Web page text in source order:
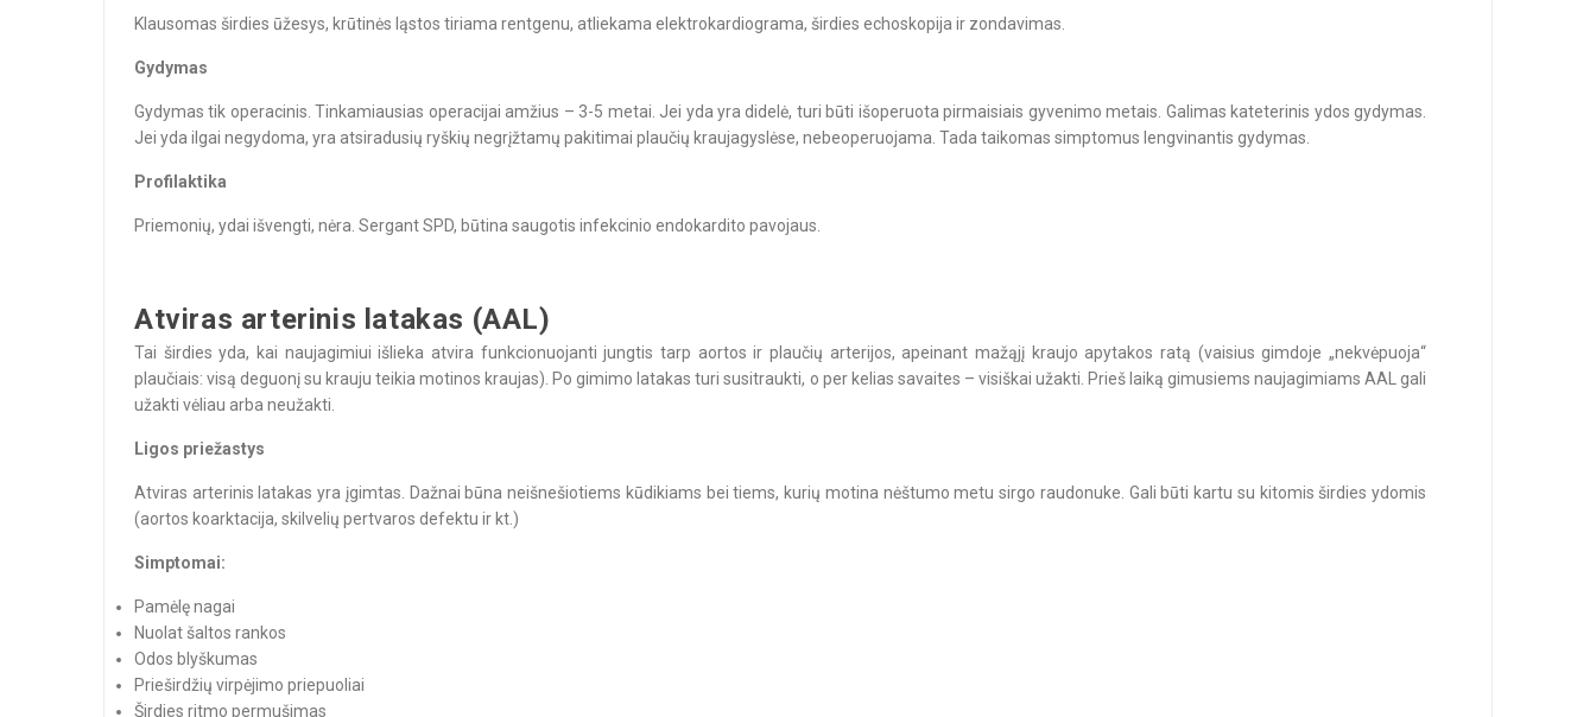
Klausomas širdies ūžesys, krūtinės ląstos tiriama rentgenu, atliekama elektrokardiograma, širdies echoskopija ir zondavimas.
Gydymas
Gydymas tik operacinis. Tinkamiausias operacijai amžius – 3-5 metai. Jei yda yra didelė, turi būti išoperuota pirmaisiais gyvenimo metais. Galimas kateterinis ydos gydymas.
Jei yda ilgai negydoma, yra atsiradusių ryškių negrįžtamų pakitimai plaučių kraujagyslėse, nebeoperuojama. Tada taikomas simptomus lengvinantis gydymas.
Profilaktika
Priemonių, ydai išvengti, nėra. Sergant SPD, būtina saugotis infekcinio endokardito pavojaus.
Atviras arterinis latakas (AAL)
Tai širdies yda, kai naujagimiui išlieka atvira funkcionuojanti jungtis tarp aortos ir plaučių arterijos, apeinant mažąjį kraujo apytakos ratą (vaisius gimdoje „nekvėpuoja“
plaučiais: visą deguonį su krauju teikia motinos kraujas). Po gimimo latakas turi susitraukti, o per kelias savaites – visiškai užakti. Prieš laiką gimusiems naujagimiams AAL gali
užakti vėliau arba neužakti.
Ligos priežastys
Atviras arterinis latakas yra įgimtas. Dažnai būna neišnešiotiems kūdikiams bei tiems, kurių motina nėštumo metu sirgo raudonuke. Gali būti kartu su kitomis širdies ydomis
(aortos koarktacija, skilvelių pertvaros defektu ir kt.)
Simptomai:
Pamėlę nagai
Nuolat šaltos rankos
Odos blyškumas
Prieširdžių virpėjimo priepuoliai
Širdies ritmo permušimas